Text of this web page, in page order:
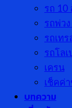
รถ 10
รถพ่ว
รถเทร
รถโลเ
เครน
เช็คค่
บทความ